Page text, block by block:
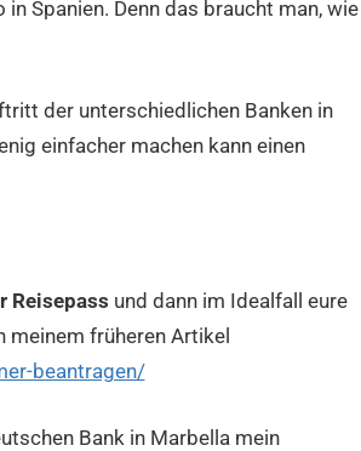
Spanien. Denn das braucht man, wie
der unterschiedlichen Banken in
einfacher machen kann einen
Reisepass und dann im Idealfall eure
meinem früheren Artikel
beantragen/
Bank in Marbella mein